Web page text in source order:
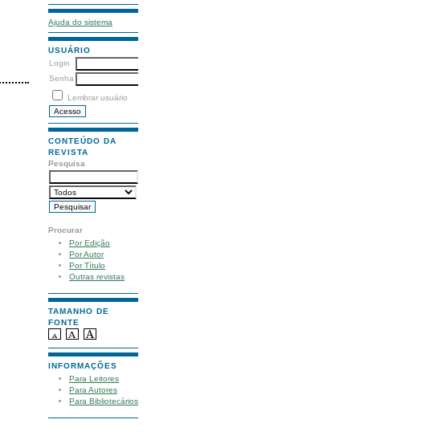
Ajuda do sistema
USUÁRIO
Login
Senha
Lembrar usuário
CONTEÚDO DA
REVISTA
Pesquisa
Procurar
Por Edição
Por Autor
Por Título
Outras revistas
TAMANHO DE
FONTE
INFORMAÇÕES
Para Leitores
Para Autores
Para Bibliotecários